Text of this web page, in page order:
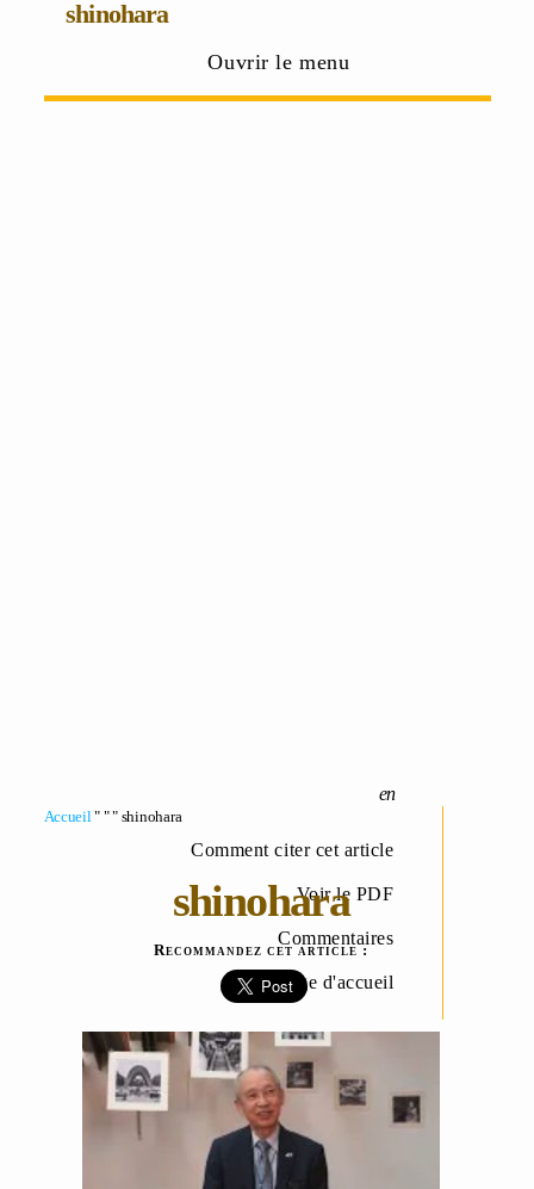
shinohara
Ouvrir le menu
Comment citer cet article
Voir le PDF
Commentaires
Page d'accueil
Accueil" " " shinohara
shinohara
Recommandez cet article :